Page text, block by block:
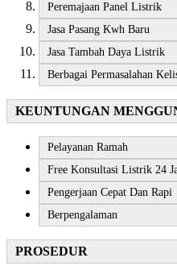
Peremajaan Panel Listrik
Jasa Pasang Kwh Baru
Jasa Tambah Daya Listrik
Berbagai Permasalahan
KEUNTUNGAN
Pelayanan Ramah
Free Konsultasi Listrik 24
Pengerjaan Cepat Dan Rapi
Berpengalaman
PROSEDUR